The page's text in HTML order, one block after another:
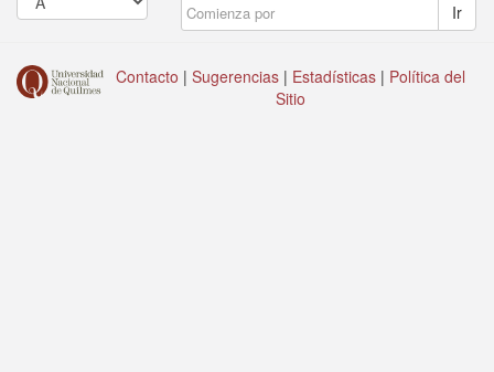
Ir
Contacto | Sugerencias | Estadísticas | Política del
Sitio